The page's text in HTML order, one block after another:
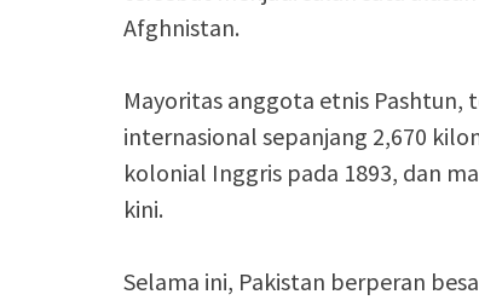
Afghnistan.
Mayoritas anggota etnis
internasional sepanjang 2,670
kolonial Inggris pada 1893, dan
kini.
Selama ini, Pakistan berperan